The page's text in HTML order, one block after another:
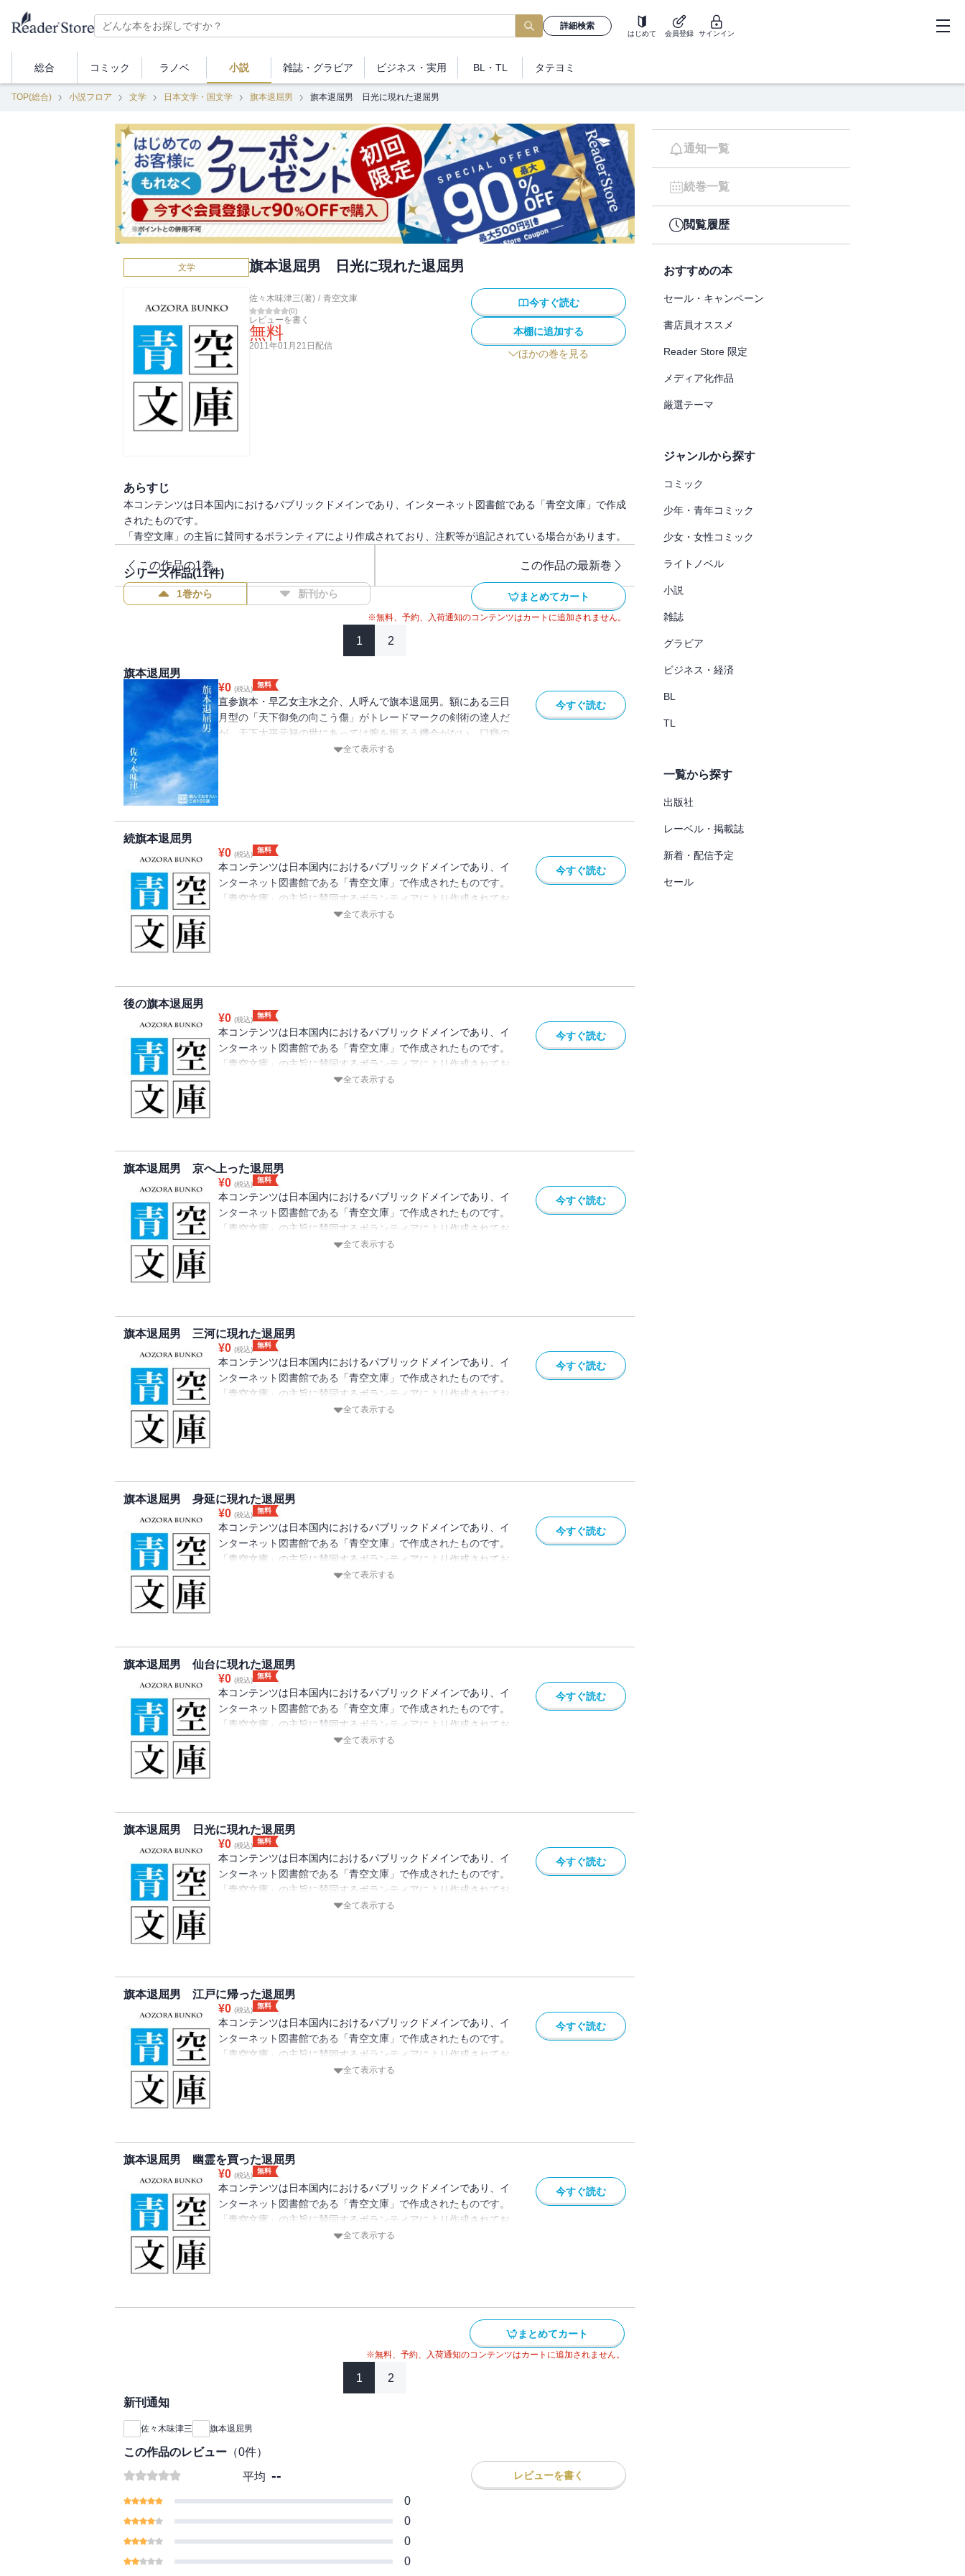
詳細検索
はじめて 会員登録 サインイン
総合 コミック ラノベ 小説 雑誌・ グラビア ビジネス ・実用 BL・TL タテヨミ
TOP(総合) 小説フロア 文学 日本文学・国文学 旗本退屈男 旗本退屈男 日光に現れた退屈男
文学 旗本退屈男 日光に現れた退屈男
佐々木味津三(著) / 青空文庫
(0)
レビューを書く
無料
2011年01月21日 配信
今すぐ読む
本棚に追加する
ほかの巻を見る
あらすじ
本コンテンツは日本国内におけるパブリックドメインであり、インターネット図書館である「青空文庫」で作成
されたものです。
「青空文庫」の主旨に賛同するボランティアにより作成されており、注釈等が追記されている場合があります。
この作品の1巻 この作品の最新巻
シリーズ作品(11件)
1巻から 新刊から まとめてカート
※無料、予約、入荷通知のコンテンツはカートに追加されません。
1 2
旗本退屈男
¥0 (税込)
無料
直参旗本・早乙女主水之介、人呼んで旗本退屈男。額にある三日
月型の「天下御免の向こう傷」がトレードマークの剣術の達人だ
が、天下太平元禄の世にあっては腕を振るう機会がない。口癖の
ように退屈だと言い、事件が起これば「これは退屈でなくなりそ
けらかんとした強さが痛快な時代小説シリーズ。
全て表示する
今すぐ読む
続旗本退屈男
¥0 (税込)
無料
本コンテンツは日本国内におけるパブリックドメインであり、イ
ンターネット図書館である「青空文庫」で作成されたものです。
「青空文庫」の主旨に賛同するボランティアにより作成されてお
り、注釈等が追記されている場合があります。
全て表示する
今すぐ読む
後の旗本退屈男
¥0 (税込)
無料
本コンテンツは日本国内におけるパブリックドメインであり、イ
ンターネット図書館である「青空文庫」で作成されたものです。
「青空文庫」の主旨に賛同するボランティアにより作成されてお
り、注釈等が追記されている場合があります。
全て表示する
今すぐ読む
旗本退屈男 京へ上った退屈男
¥0 (税込)
無料
本コンテンツは日本国内におけるパブリックドメインであり、イ
ンターネット図書館である「青空文庫」で作成されたものです。
「青空文庫」の主旨に賛同するボランティアにより作成されてお
り、注釈等が追記されている場合があります。
全て表示する
今すぐ読む
旗本退屈男 三河に現れた退屈男
¥0 (税込)
無料
本コンテンツは日本国内におけるパブリックドメインであり、イ
ンターネット図書館である「青空文庫」で作成されたものです。
「青空文庫」の主旨に賛同するボランティアにより作成されてお
り、注釈等が追記されている場合があります。
全て表示する
今すぐ読む
旗本退屈男 身延に現れた退屈男
¥0 (税込)
無料
本コンテンツは日本国内におけるパブリックドメインであり、イ
ンターネット図書館である「青空文庫」で作成されたものです。
「青空文庫」の主旨に賛同するボランティアにより作成されてお
り、注釈等が追記されている場合があります。
全て表示する
今すぐ読む
旗本退屈男 仙台に現れた退屈男
¥0 (税込)
無料
本コンテンツは日本国内におけるパブリックドメインであり、イ
ンターネット図書館である「青空文庫」で作成されたものです。
「青空文庫」の主旨に賛同するボランティアにより作成されてお
り、注釈等が追記されている場合があります。
全て表示する
今すぐ読む
旗本退屈男 日光に現れた退屈男
¥0 (税込)
無料
本コンテンツは日本国内におけるパブリックドメインであり、イ
ンターネット図書館である「青空文庫」で作成されたものです。
「青空文庫」の主旨に賛同するボランティアにより作成されてお
り、注釈等が追記されている場合があります。
全て表示する
今すぐ読む
旗本退屈男 江戸に帰った退屈男
¥0 (税込)
無料
本コンテンツは日本国内におけるパブリックドメインであり、イ
ンターネット図書館である「青空文庫」で作成されたものです。
「青空文庫」の主旨に賛同するボランティアにより作成されてお
り、注釈等が追記されている場合があります。
全て表示する
今すぐ読む
旗本退屈男 幽霊を買った退屈男
¥0 (税込)
無料
本コンテンツは日本国内におけるパブリックドメインであり、イ
ンターネット図書館である「青空文庫」で作成されたものです。
「青空文庫」の主旨に賛同するボランティアにより作成されてお
り、注釈等が追記されている場合があります。
全て表示する
今すぐ読む
まとめてカート
※無料、予約、入荷通知のコンテンツはカートに追加されません。
1 2
新刊通知
佐々木味津三 旗本退屈男
この作品のレビュー （0件）
平均 -- レビューを書く
0
0
0
0
通知一覧
続巻一覧
閲覧履歴
おすすめの本
セール・キャンペーン
書店員オススメ
Reader Store 限定
メディア化作品
厳選テーマ
ジャンルから探す
コミック
少年・青年コミック
少女・女性コミック
ライトノベル
小説
雑誌
グラビア
ビジネス・経済
BL
TL
一覧から探す
出版社
レーベル・掲載誌
新着・配信予定
セール